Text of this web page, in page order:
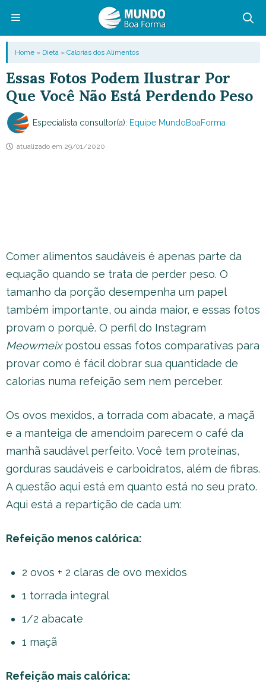
conteúdo
Menu
Home » Dieta » Calorias dos Alimentos
Essas Fotos Podem Ilustrar Por
Que Você Não Está Perdendo Peso
Especialista consultor(a): Equipe MundoBoaForma
atualizado em 29/01/2020
Comer alimentos saudáveis é apenas parte da
equação quando se trata de perder peso. O
tamanho da porção desempenha um papel
também importante, ou ainda maior, e essas fotos
provam o porquê. O perfil do Instagram
Meowmeixpostou essas fotos comparativas para
provar como é fácil dobrar sua quantidade de
calorias numa refeição sem nem perceber.
Os ovos mexidos, a torrada com abacate, a maçã
e a manteiga de amendoim parecem o café da
manhã saudável perfeito. Você tem proteínas,
gorduras saudáveis e carboidratos, além de fibras.
A questão aqui está em quanto está no seu prato.
Aqui está a repartição de cada um:
Refeição menos calórica:
2 ovos + 2 claras de ovo mexidos
1 torrada integral
1/2 abacate
1 maçã
Refeição mais calórica: